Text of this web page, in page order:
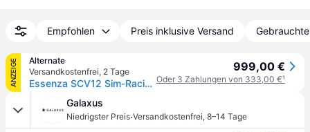
Empfohlen Preis inklusive Versand
ANZEIGE
Alternate
Versandkostenfrei, 2 Tage
Essenza SCV12 Sim-Racing Steering Wheel, Austausch-Lenkrad
999,00 €
Oder 3 Zahlungen von 333,00 €¹
Galaxus
Niedrigster Preis·Versandkostenfrei, 8–14 Tage